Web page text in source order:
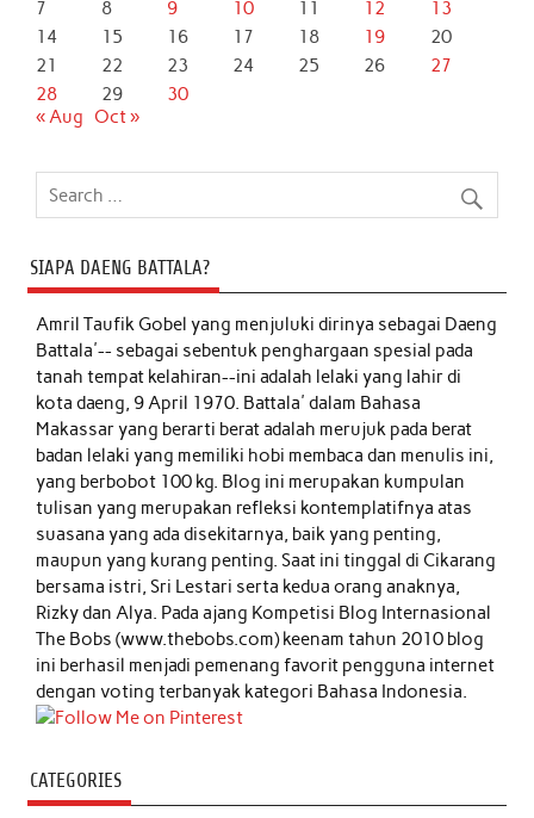
7 8 9 10 11 12
13
14
15 16 17 18 19
20
21
22 23 24 25 26
27
28
29
30
« Aug
Oct »
SIAPA DAENG BATTALA?
Amril Taufik Gobelyang menjuluki dirinya sebagai Daeng
Battala'-- sebagai sebentuk penghargaan spesial pada
tanah tempat kelahiran--ini adalah lelaki yang lahir di
kota daeng, 9 April 1970. Battala' dalam Bahasa
Makassar yang berarti berat adalah merujuk pada berat
badan lelaki yang memiliki hobi membaca dan menulis ini,
yang berbobot 100 kg. Blog ini merupakan kumpulan
tulisan yang merupakan refleksi kontemplatifnya atas
suasana yang ada disekitarnya, baik yang penting,
maupun yang kurang penting. Saat ini tinggal di Cikarang
bersama istri, Sri Lestari serta kedua orang anaknya,
Rizky dan Alya. Pada ajang Kompetisi Blog Internasional
The Bobs (www.thebobs.com) keenam tahun 2010 blog
ini berhasil menjadi pemenang favorit pengguna internet
dengan voting terbanyak kategori Bahasa Indonesia.
CATEGORIES